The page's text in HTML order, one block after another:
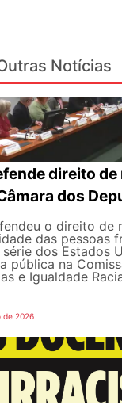
Notícias
direito
dos
o direito de
das pessoas
dos Estados
pública na
e Igualdade
de 2026